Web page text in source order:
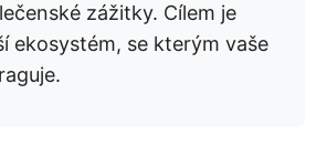
zážitky. Cílem je
ekosystém, se kterým vaše